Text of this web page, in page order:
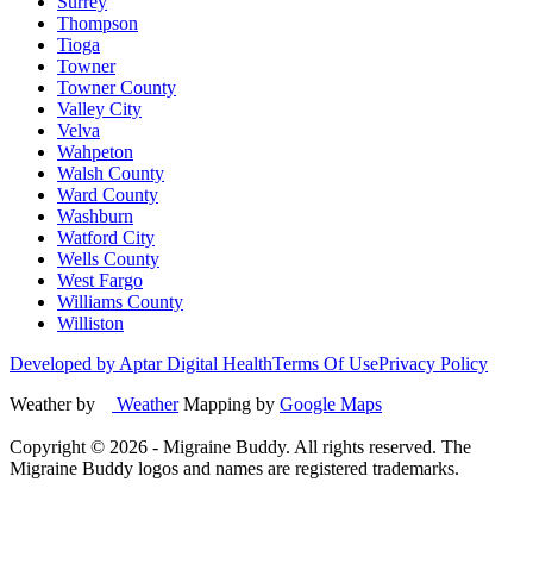
Thompson
Tioga
Towner
Towner County
Valley City
Velva
Wahpeton
Walsh County
Ward County
Washburn
Watford City
Wells County
West Fargo
Williams County
Williston
Developed by Aptar Digital HealthTerms Of UsePrivacy Policy
Weather by
WeatherMapping by Google Maps
Copyright © 2026 - Migraine Buddy. All rights reserved. The
Migraine Buddy logos and names are registered trademarks.